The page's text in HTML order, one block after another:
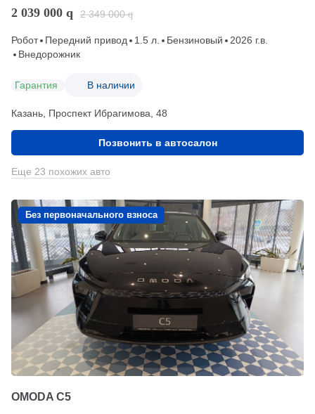
2 039 000 q 2 349 000 q
Робот Передний привод 1.5 л. Бензиновый
2026 г.в.
Внедорожник
Гарантия В наличии
Казань, Проспект Ибрагимова, 48
Позвонить в автосалон
Еще 23 похожих авто
Без первоначального взноса
OMODA C5